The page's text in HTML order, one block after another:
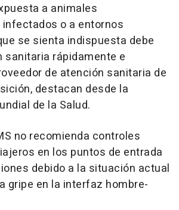
a animales
o a entornos
se sienta indispuesta debe
sanitaria rápidamente e
de atención sanitaria de
destacan desde la
de la Salud.
no recomienda controles
en los puntos de entrada
debido a la situación actual
gripe en la interfaz hombre-